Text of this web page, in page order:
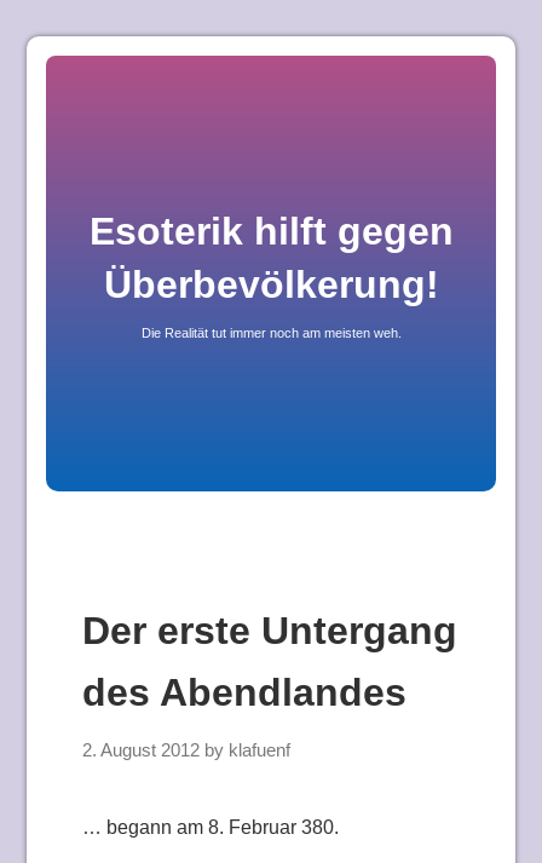
Skip
Esoterik hilft gegen
Überbevölkerung!
Die Realität tut immer noch am meisten weh.
Der erste Untergang
des Abendlandes
2. August 2012 by klafuenf
… begann am 8. Februar 380.